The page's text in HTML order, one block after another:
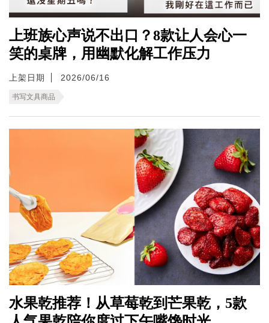
上班族心声说不出口？8款让人会心一
笑的桌牌，用幽默化解工作压力
上架日期 2026/06/16
书写文具商品
水果乾推荐！从草莓乾到芒果乾，5款